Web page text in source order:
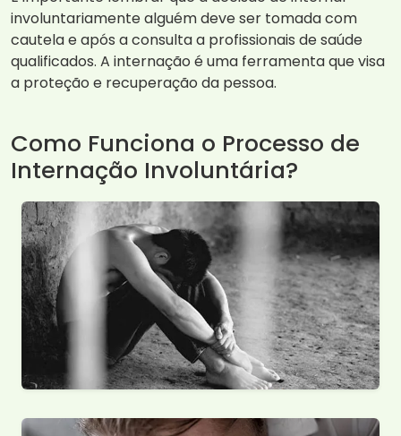
involuntariamente alguém deve ser tomada com
cautela e após a consulta a profissionais de saúde
qualificados. A internação é uma ferramenta que visa
a proteção e recuperação da pessoa.
Como Funciona o Processo de
Internação Involuntária?